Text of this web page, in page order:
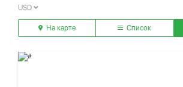
USD
На карте Список